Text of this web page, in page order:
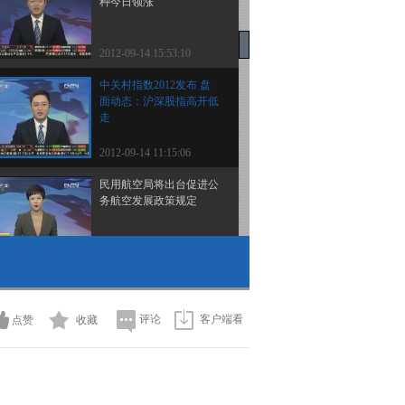
2012-09-14 15:53:10
中关村指数2012发布 盘
面动态：沪深股指高开低
走
2012-09-14 11:15:06
民用航空局将出台促进公
务航空发展政策规定
嘉宾共识：中国经济反弹
可期
2012-09-14 11:10:01
点赞 收藏 评论 客户端看